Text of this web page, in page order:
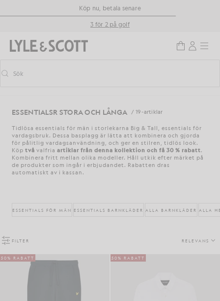
Gå direkt till huvudinnehållet
Information om tillgänglighetKöp nu, betala senare
3 för 2 på golf
Aktivera/inaktivera prediktiv sökning
Sök
ESSENTIALSR STORA OCH LÅNGA / 19 -artiklar
Tidlösa essentials för män i storlekarna Big & Tall, essentials för
vardagsbruk. Dessa basplagg är lätta att kombinera och gjorda
för pålitlig vardagsanvändning, och ger en stilren, tidlös look.
Köp två valfria artiklar från denna kollektion och få 30 % rabatt.
Kombinera fritt mellan olika modeller. Håll utkik efter märket på
de produkter som ingår i erbjudandet. Rabatten dras
automatiskt av i kassan.
ESSENTIALS FÖR MÄN ESSENTIALS BARNKLÄDER ALLA BARNKLÄDER ALLA
FILTER RELEVANS
50% RABATT 50% RABATT